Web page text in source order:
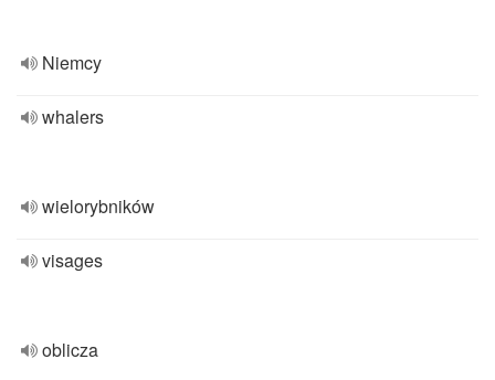
Niemcy
whalers
wielorybników
visages
oblicza